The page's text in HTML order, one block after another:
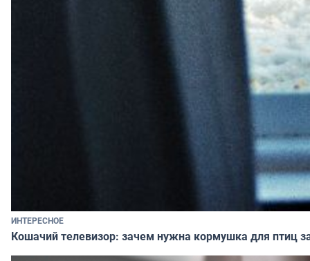
ИНТЕРЕСНОЕ
Кошачий телевизор: зачем нужна кормушка для птиц